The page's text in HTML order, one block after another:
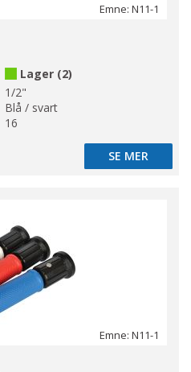
Emne: N11-1
Lager (2)
1/2"
Blå / svart
16
SE MER
SE MER
Emne: N11-1